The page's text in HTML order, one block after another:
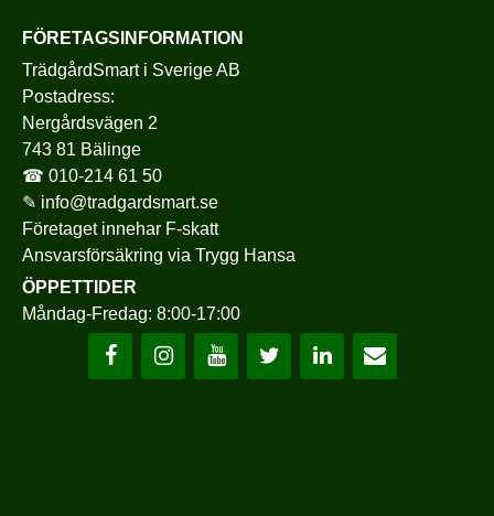
FÖRETAGSINFORMATION
TrädgårdSmart i Sverige AB
Postadress:
Nergårdsvägen 2
743 81 Bälinge
☎ 010-214 61 50
✎ info@tradgardsmart.se
Företaget innehar F-skatt
Ansvarsförsäkring via Trygg Hansa
ÖPPETTIDER
Måndag-Fredag: 8:00-17:00